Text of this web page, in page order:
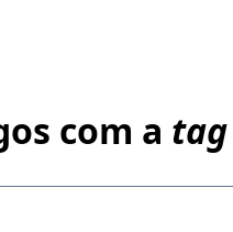
com a tag